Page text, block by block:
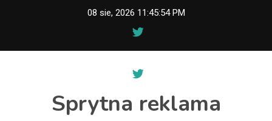
08 sie, 2026 11:45:54 PM
Sprytna reklama